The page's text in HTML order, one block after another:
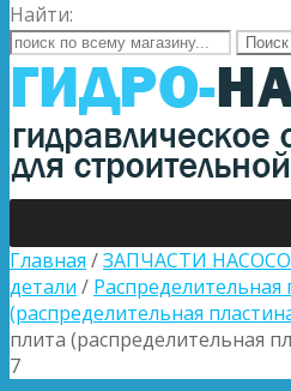
Найти:
Главная /ЗАПЧАСТИ
детали / Распределительная
(распределительная
плита (распределительная
7